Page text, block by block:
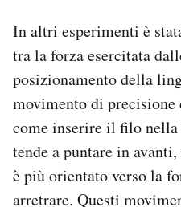
In altri esperimenti è
tra la forza esercitata
posizionamento della
movimento di
come inserire il filo
tende a puntare in
è più orientato verso la
arretrare. Questi